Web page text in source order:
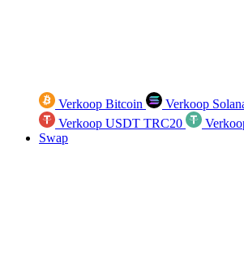
Verkoop Bitcoin Verkoop
Verkoop USDT TRC20
Swap